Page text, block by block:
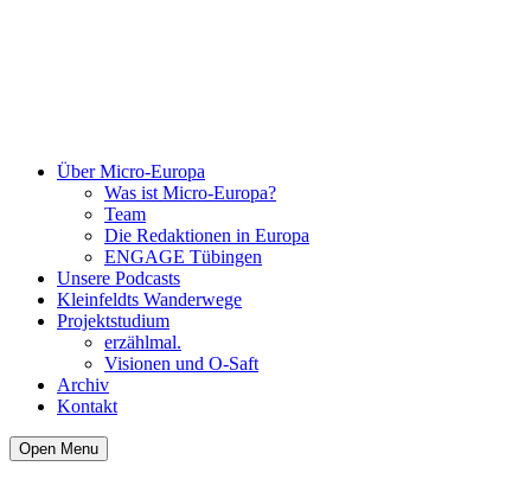
Über Micro-Europa
Was ist Micro-Europa?
Team
Die Redaktionen in Europa
ENGAGE Tübingen
Unsere Podcasts
Kleinfeldts Wanderwege
Projektstudium
erzählmal.
Visionen und O-Saft
Archiv
Kontakt
Open Menu